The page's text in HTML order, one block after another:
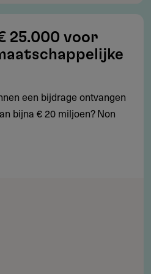
maximumbedrag hangt af van
project en beschikbaar
25.000 voor
een bijdrage ontvangen
bijna € 20 miljoen? Non